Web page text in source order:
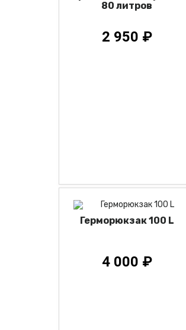
80 литров
2 950 ₽
Герморюкзак 100 L
4 000 ₽